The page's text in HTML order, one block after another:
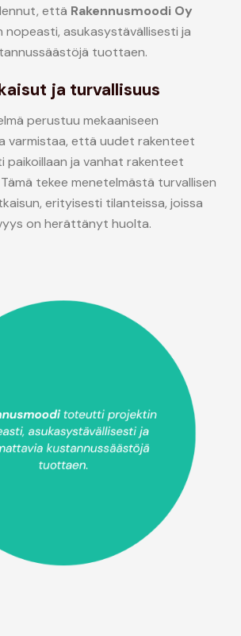
että Rakennusmoodi Oy
asukasystävällisesti ja
tuottaen.
ja turvallisuus
perustuu mekaaniseen
varmistaa, että uudet rakenteet
paikoillaan ja vanhat rakenteet
tekee menetelmästä turvallisen
erityisesti tilanteissa, joissa
on herättänyt huolta.